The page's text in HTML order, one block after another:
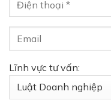
Lĩnh vực tư vấn: